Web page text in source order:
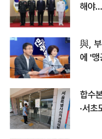
해야
與,
에 '
합수
·서